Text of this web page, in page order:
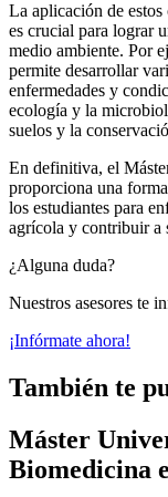
La aplicación de
es crucial para lograr
medio ambiente. Por
permite desarrollar
enfermedades y
ecología y la
suelos y la
En definitiva, el
proporciona una
los estudiantes para
agrícola y contribuir a
¿Alguna duda?
Nuestros asesores te
¡Infórmate ahora!
También te
Máster
Biomedicina